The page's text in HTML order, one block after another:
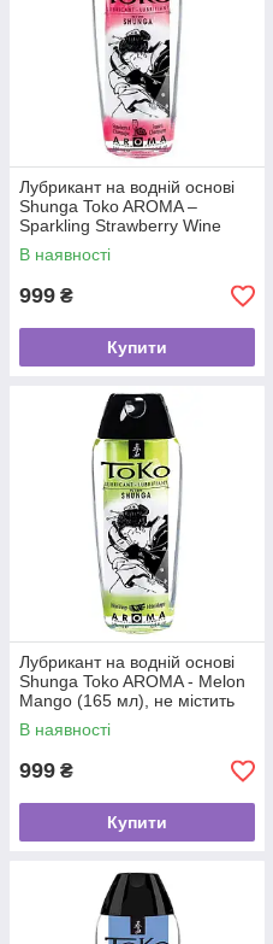
Лубрикант на водній основі
Shunga Toko AROMA –
Sparkling Strawberry Wine
(165 мл), не містить цукру
В наявності
999 ₴
Купити
Лубрикант на водній основі
Shunga Toko AROMA - Melon
Mango (165 мл), не містить
цукру
В наявності
999 ₴
Купити